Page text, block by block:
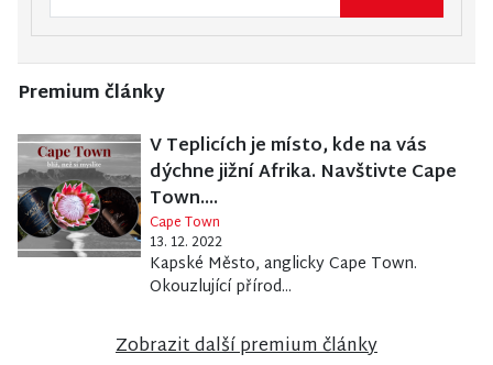
Premium články
V Teplicích je místo, kde na vás
dýchne jižní Afrika. Navštivte Cape
Town....
Cape Town
13. 12. 2022
Kapské Město, anglicky Cape Town.
Okouzlující přírod...
Zobrazit další premium články